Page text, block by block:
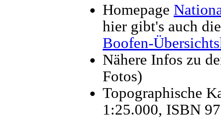
Homepage
hier gibt's auch
Boofen-
Nähere Infos zu
Fotos)
Topographische
1:25.000, ISBN